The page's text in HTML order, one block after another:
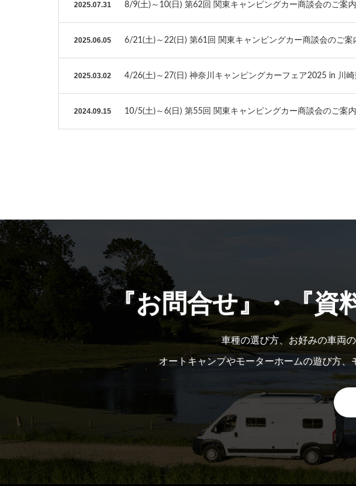
2025.07.31 8/9(土)～10(日) 第62回 関東キャンピングカー商談会のご案
2025.06.05 6/21(土)～22(日) 第61回 関東キャンピングカー商談会のご案
2025.03.02 4/26(土)～27(日) 神奈川キャンピングカーフェア2025 in 川
2024.09.15 10/5(土)～6(日) 第55回 関東キャンピングカー商談会のご案
『お問合せ』・『資
車種の選び方、お好みの車両
オートキャンプやモーターホームの遊び方